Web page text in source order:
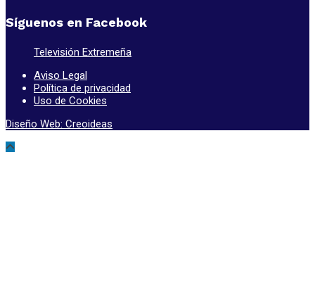
Síguenos en Facebook
Televisión Extremeña
Aviso Legal
Política de privacidad
Uso de Cookies
Diseño Web: Creoideas